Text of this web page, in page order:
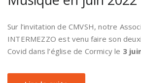
Sur l’invitation de CMVSH, notre
INTERMEZZO est venu faire son
Covid dans l’église de Cormicy le 3